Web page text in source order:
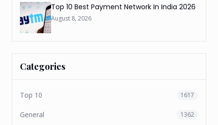
Top 10 Best Payment Network In India 2026
August 8, 2026
Categories
Top 10 1617
General 1362